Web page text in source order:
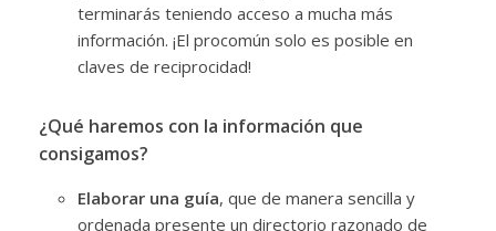
terminarás teniendo acceso a mucha más
información. ¡El procomún solo es posible en
claves de reciprocidad!
¿Qué haremos con la información que
consigamos?
Elaborar una guía, que de manera sencilla y
ordenada presente un directorio razonado de